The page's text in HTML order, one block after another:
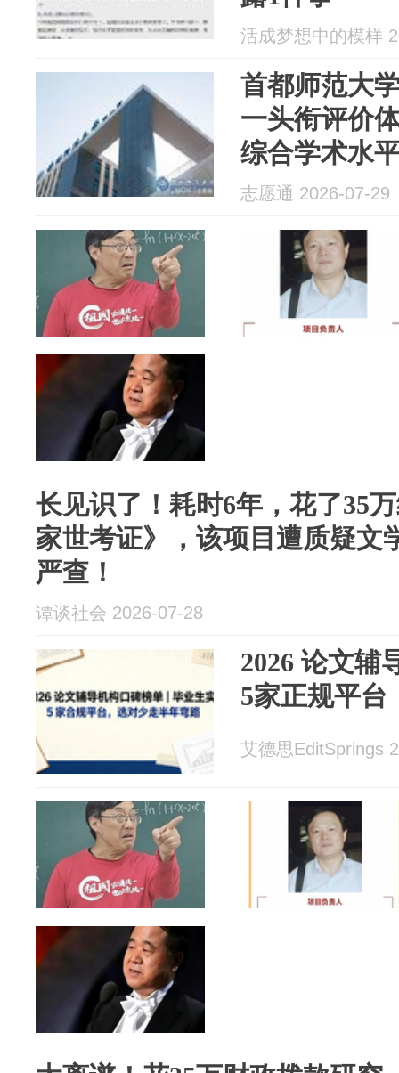
活成梦想中的模样
首都师范大
一头衔评价
综合学术水
志愿通 2026-07-29
长见识了！耗时6年，花了35
家世考证》，该项目遭质疑文
严查！
谭谈社会 2026-07-28
2026 论文辅
5家正规平台
艾德思EditSprings